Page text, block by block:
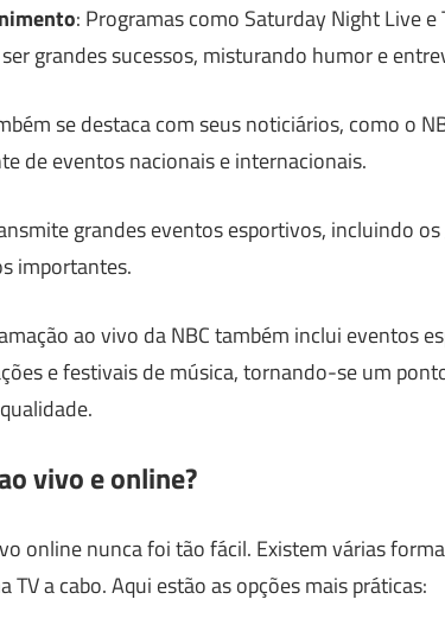
: Programas como Saturday Night Live
grandes sucessos, misturando humor e
se destaca com seus noticiários, como o
de eventos nacionais e internacionais.
grandes eventos esportivos, incluindo os
importantes.
ao vivo da NBC também inclui eventos
e festivais de música, tornando-se um
vivo e online?
online nunca foi tão fácil. Existem várias
TV a cabo. Aqui estão as opções mais práticas: